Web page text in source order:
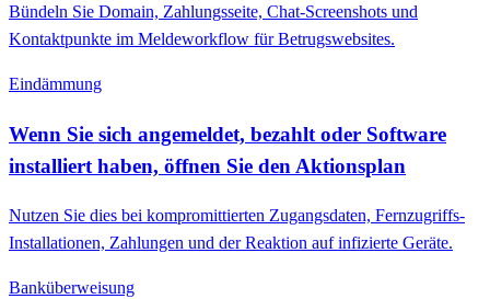
Bündeln Sie Domain, Zahlungsseite, Chat-Screenshots und
Kontaktpunkte im Meldeworkflow für Betrugswebsites.
Eindämmung
Wenn Sie sich angemeldet, bezahlt oder Software
installiert haben, öffnen Sie den Aktionsplan
Nutzen Sie dies bei kompromittierten Zugangsdaten, Fernzugriffs-
Installationen, Zahlungen und der Reaktion auf infizierte Geräte.
Banküberweisung